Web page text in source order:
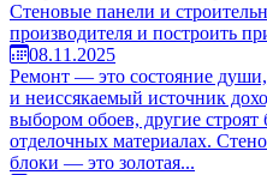
Стеновые панели и
производителя и построить
08.11.2025
Ремонт — это состояние
и неиссякаемый источник
выбором обоев, другие
отделочных материалах.
блоки — это золотая...